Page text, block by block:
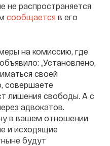
не распространяется
сообщается в его
на комиссию, где
„Установлено,
своей
совершаете
лишения свободы. А с
адвокатов.
в вашем отношении
и исходящие
будут